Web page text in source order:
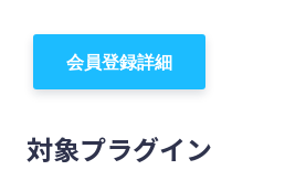
会員登録詳細
対象プラグイン